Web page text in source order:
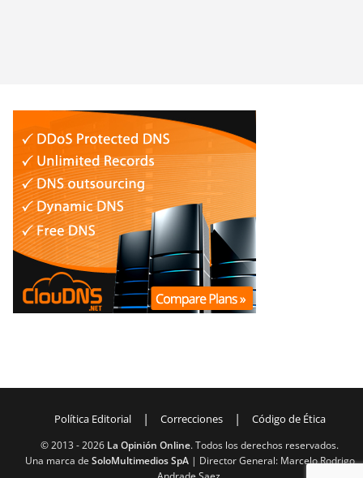
Política Editorial | Correcciones | Código de Ética
© 2013 -2026 La Opinión Online. Todos los derechos reservados.
Una marca de SoloMultimedios SpA| Director General: Marcelo Rodrigo